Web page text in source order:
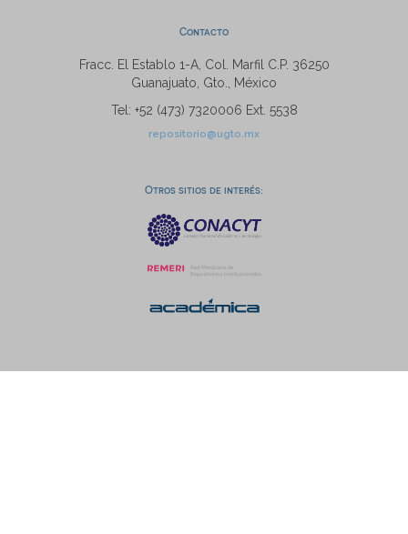
Contacto
Fracc. El Establo 1-A, Col. Marfil C.P. 36250
Guanajuato, Gto., México
Tel: +52 (473) 7320006 Ext. 5538
repositorio@ugto.mx
Otros sitios de interés: